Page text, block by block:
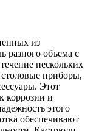
из
разного объема с
нескольких
столовые приборы,
Этот
коррозии и
этого
обеспечивают